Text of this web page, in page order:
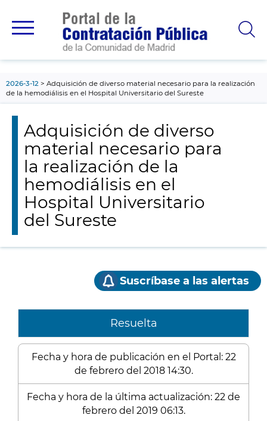
principal
2026-3-12
Adquisición de diverso material necesario para la realización
de la hemodiálisis en el Hospital Universitario del Sureste
Adquisición de diverso
material necesario para
la realización de la
hemodiálisis en el
Hospital Universitario
del Sureste
Suscríbase a las alertas
Resuelta
Fecha y hora de publicación en el Portal: 22
de febrero del 2018 14:30.
Fecha y hora de la última actualización: 22 de
febrero del 2019 06:13.